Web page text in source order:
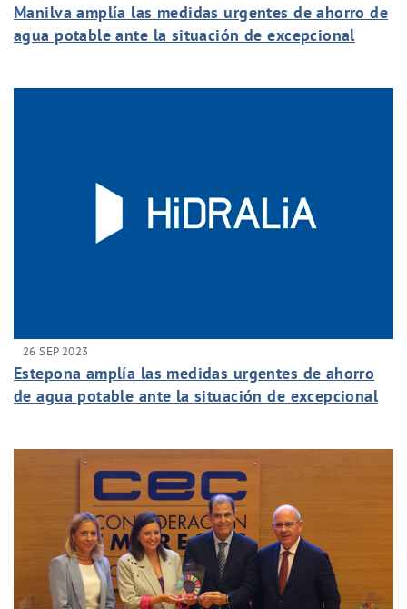
Manilva amplía las medidas urgentes de ahorro de
agua potable ante la situación de excepcional
26 SEP 2023
Estepona amplía las medidas urgentes de ahorro
de agua potable ante la situación de excepcional